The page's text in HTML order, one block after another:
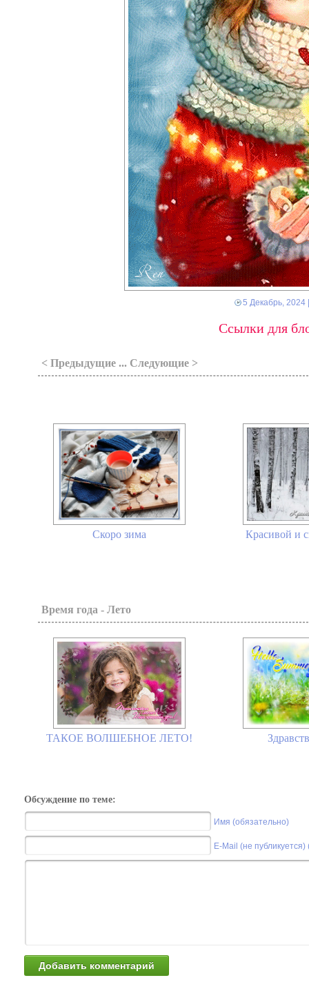
5 Декабрь, 2024
Ссылки для
< Предыдущие ... Следующие >
Скоро зима Красивой и
Время года - Лето
ТАКОЕ ВОЛШЕБНОЕ ЛЕТО!
Обсуждение по теме:
Имя (обязательно)
E-Mail (не